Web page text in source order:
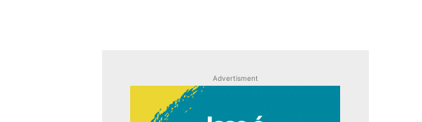
Advertisment